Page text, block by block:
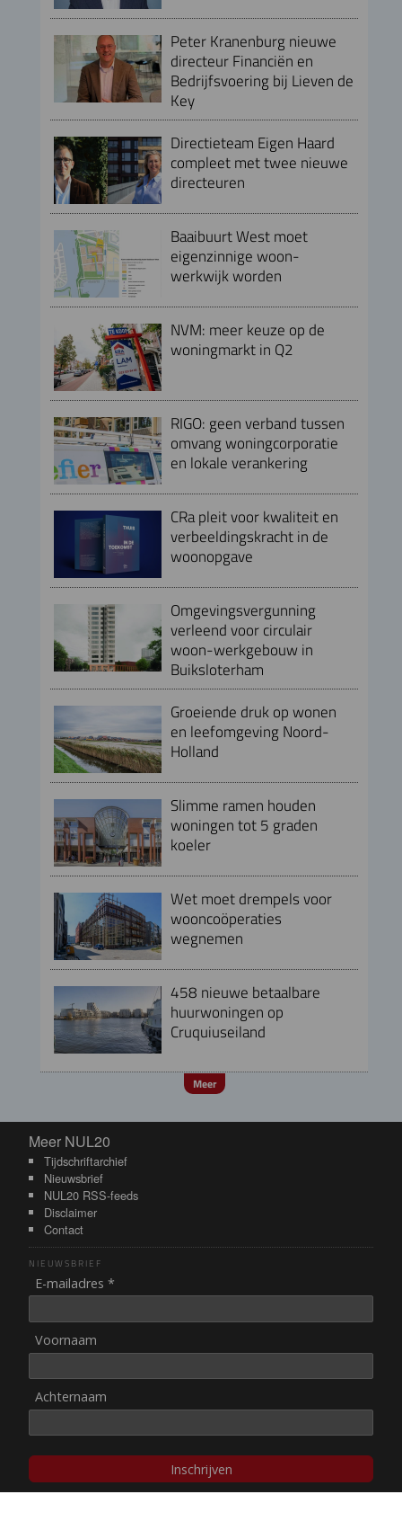
Peter Kranenburg nieuwe
directeur Financiën en
Bedrijfsvoering bij Lieven de
Key
Directieteam Eigen Haard
compleet met twee nieuwe
directeuren
Baaibuurt West moet
eigenzinnige woon-
werkwijk worden
NVM: meer keuze op de
woningmarkt in Q2
RIGO: geen verband tussen
omvang woningcorporatie
en lokale verankering
CRa pleit voor kwaliteit en
verbeeldingskracht in de
woonopgave
Omgevingsvergunning
verleend voor circulair
woon-werkgebouw in
Buiksloterham
Groeiende druk op wonen
en leefomgeving Noord-
Holland
Slimme ramen houden
woningen tot 5 graden
koeler
Wet moet drempels voor
wooncoöperaties
wegnemen
458 nieuwe betaalbare
huurwoningen op
Cruquiuseiland
Meer
Meer NUL20
Meer NUL20
Tijdschriftarchief
Nieuwsbrief
NUL20 RSS-feeds
Disclaimer
Contact
NIEUWSBRIEF
E-mailadres *
Voornaam
Achternaam
Inschrijven